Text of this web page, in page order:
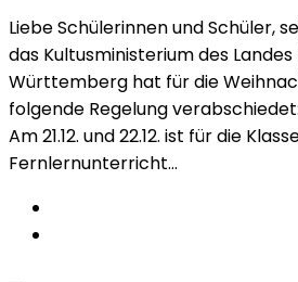
Liebe Schülerinnen und Schüler,
das Kultusministerium des
Württemberg hat für die
folgende Regelung
Am 21.12. und 22.12. ist für die
Fernlernunterricht...